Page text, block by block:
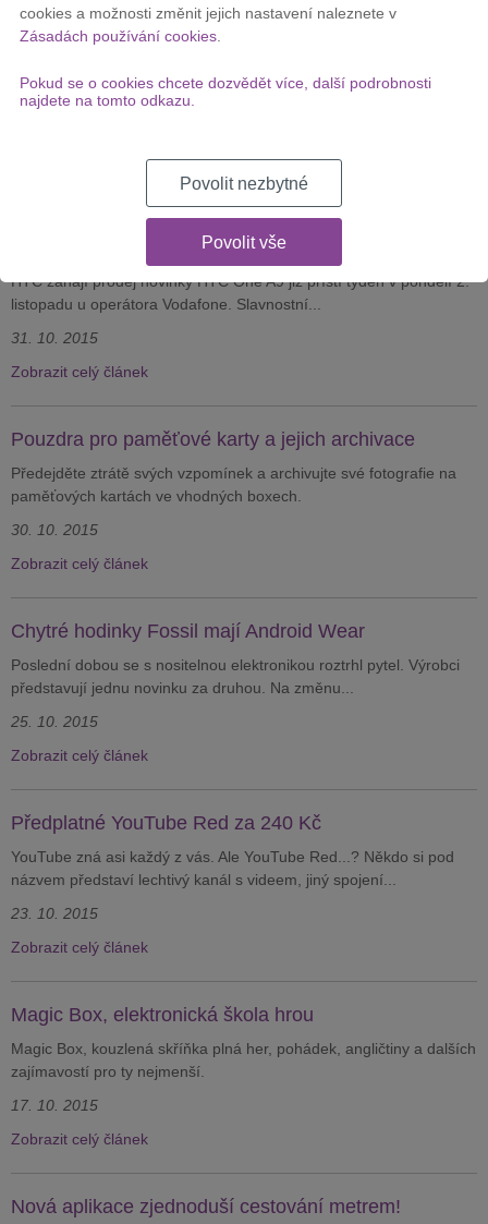
Sportovní hodinky Garmin Epix mají něco do sebe. Zobrazení
mapy a navigace, sportovní design a řada skvělých funkcí...
HTC One A9 už příští týden!
HTC zahájí prodej novinky HTC One A9 již příští týden v pondělí 2.
listopadu u operátora Vodafone. Slavnostní...
31. 10. 2015
Zobrazit celý článek
Pouzdra pro paměťové karty a jejich archivace
Předejděte ztrátě svých vzpomínek a archivujte své fotografie na
paměťových kartách ve vhodných boxech.
30. 10. 2015
Zobrazit celý článek
Chytré hodinky Fossil mají Android Wear
Poslední dobou se s nositelnou elektronikou roztrhl pytel. Výrobci
představují jednu novinku za druhou. Na změnu...
25. 10. 2015
Zobrazit celý článek
Předplatné YouTube Red za 240 Kč
YouTube zná asi každý z vás. Ale YouTube Red...? Někdo si pod
názvem představí lechtivý kanál s videem, jiný spojení...
23. 10. 2015
Zobrazit celý článek
Magic Box, elektronická škola hrou
Magic Box, kouzlená skříňka plná her, pohádek, angličtiny a dalších
zajímavostí pro ty nejmenší.
17. 10. 2015
Zobrazit celý článek
Nová aplikace zjednoduší cestování metrem!
cookies a možnosti změnit jejich nastavení naleznete v
Zásadách používání cookies.
Pokud se o cookies chcete dozvědět více, další podrobnosti
najdete na tomto odkazu.
Povolit nezbytné
Povolit vše